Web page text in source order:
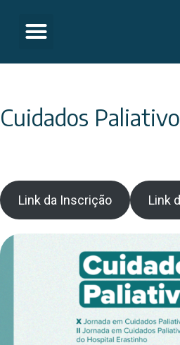
Cuidados
Link da Inscrição Link